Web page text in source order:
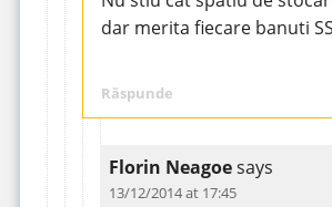
dar merita fiecare banuti
Răspunde
Florin Neagoesays
13/12/2014 at 17:45